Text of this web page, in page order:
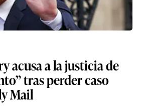
acusa a la justicia de
tras perder caso
Mail